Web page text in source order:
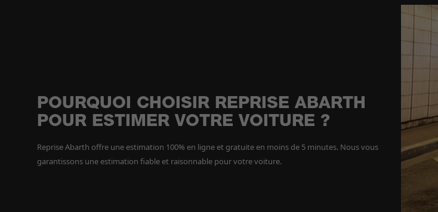
POURQUOI CHOISIR REPRISE ABARTH
POUR ESTIMER VOTRE VOITURE ?
Reprise Abarth offre une estimation 100% en ligne et gratuite en moins de 5 minutes. Nous vous
garantissons une estimation fiable et raisonnable pour votre voiture.